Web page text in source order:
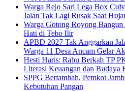
Warga Rejo Sari Lega Box
Jalan Tak Lagi Rusak Saat
Warga Gotong Royong
Hati di Tebo Ilir
APBD 2027 Tak Anggarkan
Warga 11 Desa Ancam Gelar
Hesti Haris: Rabu Berkah TP
Literasi Keuangan dan Budaya
SPPG Bertambah, Pemkot
Kebutuhan Pangan